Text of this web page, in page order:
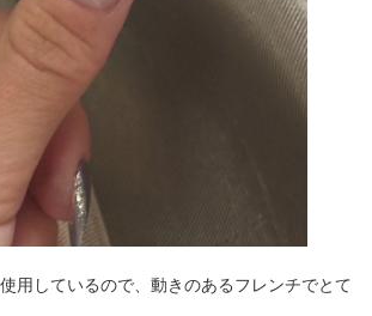
用しているので、動きのあるフレンチでとて